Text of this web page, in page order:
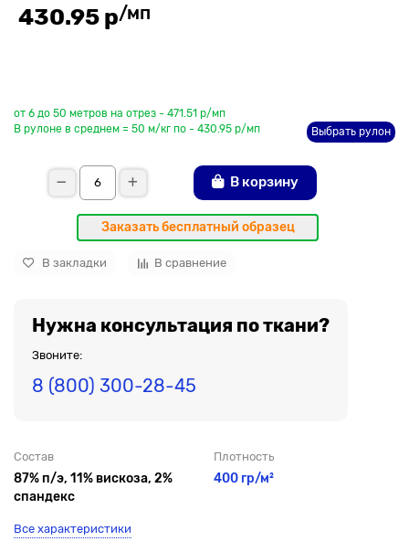
430.95 р/мп
от 6 до 50 метров на отрез - 471.51 р/мп
В рулоне в среднем = 50 м/кг по - 430.95 р/мп
Выбрать рулон
В корзину
Заказать бесплатный образец
В закладки В сравнение
Нужна консультация по ткани?
Звоните:
8 (800) 300-28-45
Состав
87% п/э, 11% вискоза, 2%
спандекс
Плотность
400 гр/м²
Все характеристики